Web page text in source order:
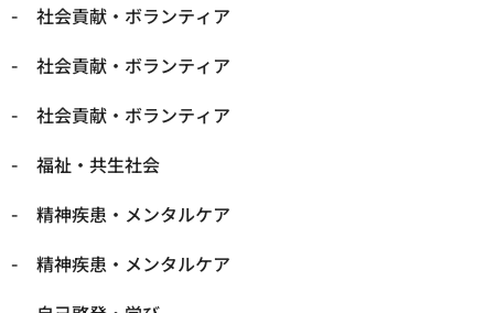
社会貢献・ボランティア
社会貢献・ボランティア
社会貢献・ボランティア
福祉・共生社会
精神疾患・メンタルケア
精神疾患・メンタルケア